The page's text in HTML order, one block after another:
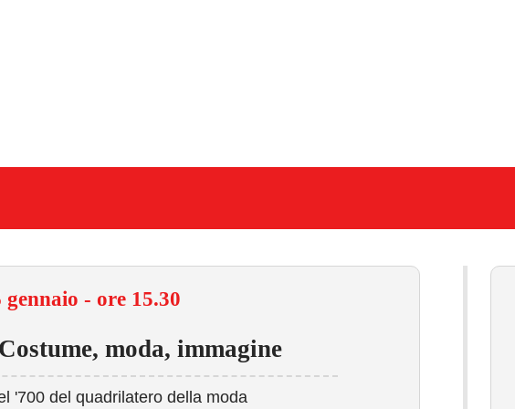
gennaio - ore 15.30
moda, immagine
'700 del quadrilatero della moda